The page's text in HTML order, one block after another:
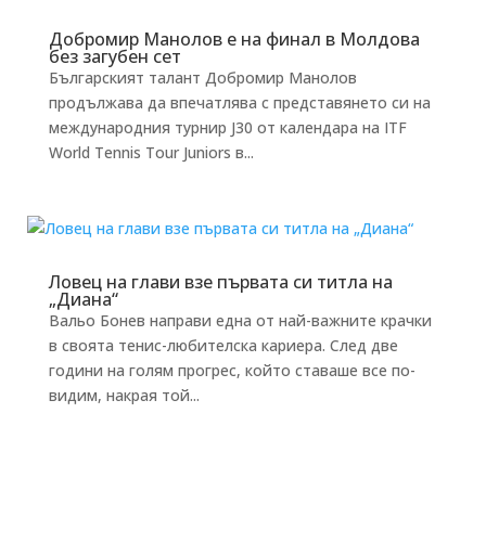
Добромир Манолов е на финал в Молдова
без загубен сет
Българският талант Добромир Манолов
продължава да впечатлява с представянето си на
международния турнир J30 от календара на ITF
World Tennis Tour Juniors в...
Ловец на глави взе първата си титла на
„Диана“
Вальо Бонев направи една от най-важните крачки
в своята тенис-любителска кариера. След две
години на голям прогрес, който ставаше все по-
видим, накрая той...